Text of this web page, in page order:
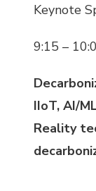
Keynote
9:15 –
IIoT, AI/
Reality